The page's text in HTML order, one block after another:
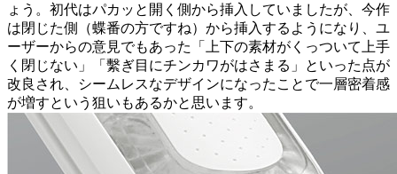
ょう。初代はパカッと開く側から挿入していましたが、今作
は閉じた側（蝶番の方ですね）から挿入するようになり、ユ
ーザーからの意見でもあった「上下の素材がくっついて上手
く閉じない」「繫ぎ目にチンカワがはさまる」といった点が
改良され、シームレスなデザインになったことで一層密着感
が増すという狙いもあるかと思います。